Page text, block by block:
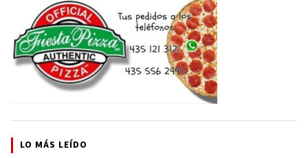
LO MÁS LEÍDO